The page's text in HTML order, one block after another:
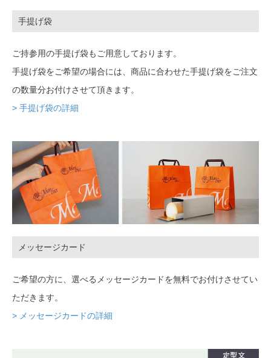
手提げ袋
ご持参用の手提げ袋もご用意しております。
手提げ袋をご希望の場合には、商品に合わせた手提げ袋をご注文
の数量分お付けさせて頂きます。
> 手提げ袋の詳細
メッセージカード
ご希望の方に、選べるメッセージカードを無料でお付けさせてい
ただきます。
> メッセージカードの詳細